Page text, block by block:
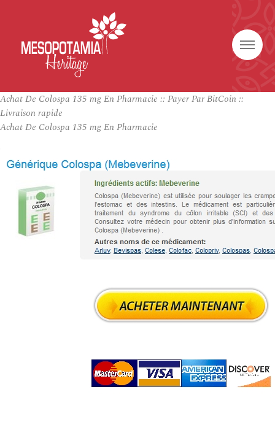
Achat De Colospa 135 mg En Pharmacie :: Payer Par BitCoin ::
Livraison rapide
Achat De Colospa 135 mg En Pharmacie